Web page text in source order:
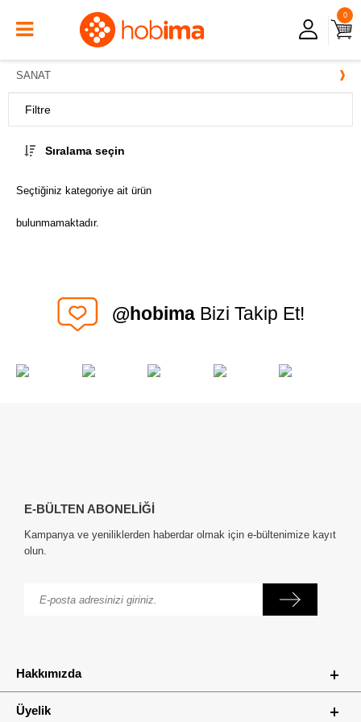
0
SANAT
Filtre
Sıralama seçin
Seçtiğiniz kategoriye ait ürün
bulunmamaktadır.
@hobimaBizi Takip Et!
E-BÜLTEN ABONELİĞİ
Kampanya ve yeniliklerden haberdar olmak için e-bültenimize kayıt
olun.
Hakkımızda
Üyelik